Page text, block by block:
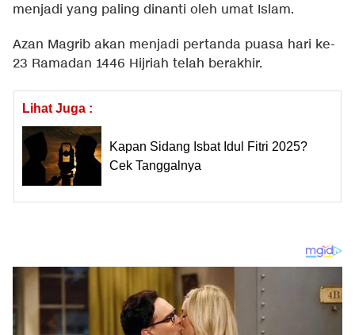
menjadi yang paling dinanti oleh umat Islam.
Azan Magrib akan menjadi pertanda puasa hari ke-
23 Ramadan 1446 Hijriah telah berakhir.
Lihat Juga :
Kapan Sidang Isbat Idul Fitri 2025?
Cek Tanggalnya